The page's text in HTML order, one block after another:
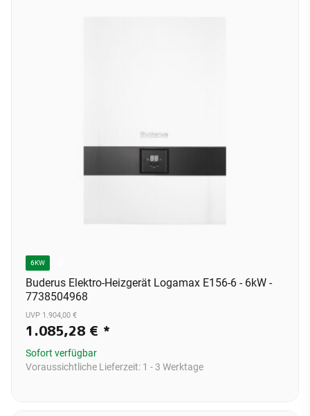
6KW
Buderus Elektro-Heizgerät Logamax E156-6 - 6kW -
7738504968
UVP 1.904,00 €
1.085,28 € *
Sofort verfügbar
Voraussichtliche Lieferzeit: 1 - 3 Werktage